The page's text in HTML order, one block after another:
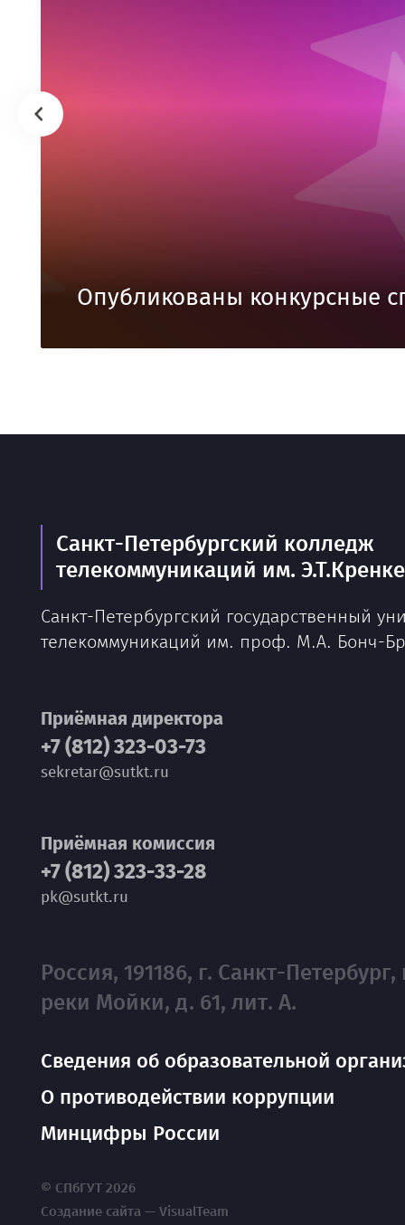
Опубликованы конкурсные
Санкт-Петербургский колледж
телекоммуникаций им.
Санкт-Петербургский государственный
телекоммуникаций им. проф. М.А. Бонч-
Приёмная директора
+7 (812) 323-03-73
sekretar@sutkt.ru
Приёмная комиссия
+7 (812) 323-33-28
pk@sutkt.ru
Россия, 191186, г. Санкт-Петербург,
реки Мойки, д. 61, лит. А.
Сведения об образовательной
О противодействии коррупции
Минцифры России
© СПбГУТ 2026
Создание сайта — VisualTeam